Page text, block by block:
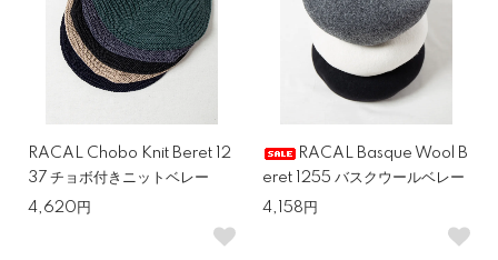
RACAL Chobo Knit Beret 12
37 チョボ付きニットベレー
4,620円
RACAL Basque Wool B
eret 1255 バスクウールベレー
4,158円